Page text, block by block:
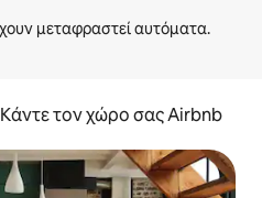
Κάντε τον χώρο σας Airbnb